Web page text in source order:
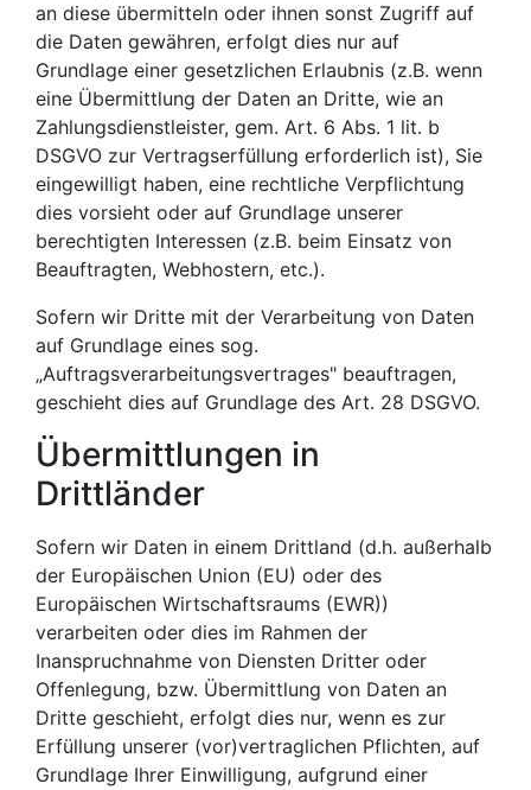
an diese übermitteln oder ihnen sonst Zugriff auf
die Daten gewähren, erfolgt dies nur auf
Grundlage einer gesetzlichen Erlaubnis (z.B. wenn
eine Übermittlung der Daten an Dritte, wie an
Zahlungsdienstleister, gem. Art. 6 Abs. 1 lit. b
DSGVO zur Vertragserfüllung erforderlich ist), Sie
eingewilligt haben, eine rechtliche Verpflichtung
dies vorsieht oder auf Grundlage unserer
berechtigten Interessen (z.B. beim Einsatz von
Beauftragten, Webhostern, etc.).
Sofern wir Dritte mit der Verarbeitung von Daten
auf Grundlage eines sog.
„Auftragsverarbeitungsvertrages" beauftragen,
geschieht dies auf Grundlage des Art. 28 DSGVO.
Übermittlungen in
Drittländer
Sofern wir Daten in einem Drittland (d.h. außerhalb
der Europäischen Union (EU) oder des
Europäischen Wirtschaftsraums (EWR))
verarbeiten oder dies im Rahmen der
Inanspruchnahme von Diensten Dritter oder
Offenlegung, bzw. Übermittlung von Daten an
Dritte geschieht, erfolgt dies nur, wenn es zur
Erfüllung unserer (vor)vertraglichen Pflichten, auf
Grundlage Ihrer Einwilligung, aufgrund einer